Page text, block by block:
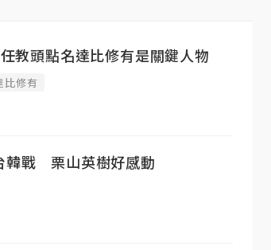
頭點名達比修有是關鍵人物
比修有
韓戰 栗山英樹好感動